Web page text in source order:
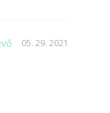
05. 29. 2021